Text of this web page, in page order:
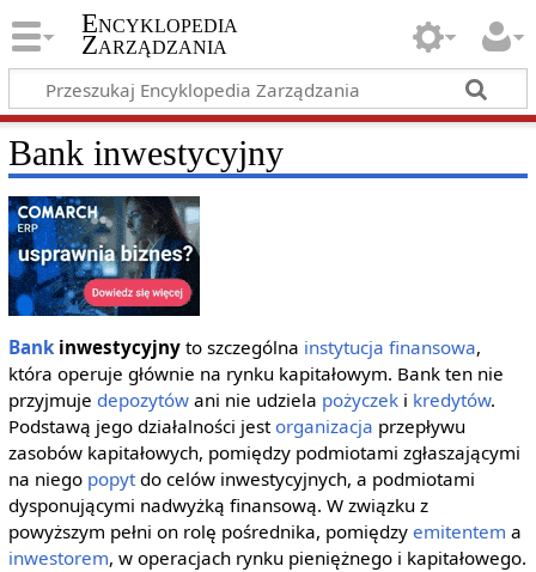
Encyklopedia
Zarządzania
Bank inwestycyjny
Bankinwestycyjnyto szczególna instytucja finansowa,
która operuje głównie na rynku kapitałowym. Bank ten nie
przyjmuje depozytówani nie udziela pożyczeki kredytów.
Podstawą jego działalności jestorganizacja przepływu
zasobów kapitałowych, pomiędzy podmiotami zgłaszającymi
na niego popytdo celów inwestycyjnych, a podmiotami
dysponującymi nadwyżką finansową. W związku z
powyższym pełni on rolę pośrednika, pomiędzy emitentem a
inwestorem, w operacjach rynku pieniężnego i kapitałowego.